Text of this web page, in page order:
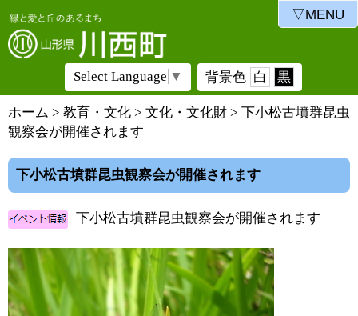
Select Language ▼ 背景色 白 黒
ホーム > 教育・文化 > 文化・文化財 > 下小松古墳群昆虫
観察会が開催されます
下小松古墳群昆虫観察会が開催されます
下小松古墳群昆虫観察会が開催されます
▽MENU